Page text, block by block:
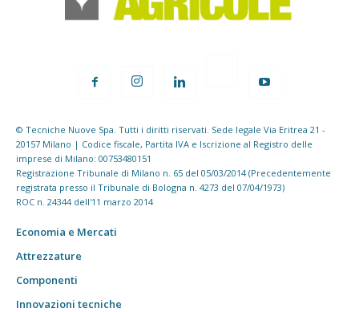
© Tecniche Nuove Spa. Tutti i diritti riservati. Sede legale Via Eritrea 21 -
20157 Milano | Codice fiscale, Partita IVA e Iscrizione al Registro delle
imprese di Milano: 00753480151
Registrazione Tribunale di Milano n. 65 del 05/03/2014 (Precedentemente
registrata presso il Tribunale di Bologna n. 4273 del 07/04/1973)
ROC n. 24344 dell'11 marzo 2014
Economia e Mercati
Attrezzature
Componenti
Innovazioni tecniche